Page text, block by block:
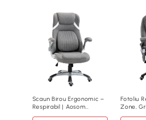
Scaun Birou Ergonomic –
Respirabil | Aosom
Fotoliu
Zone,